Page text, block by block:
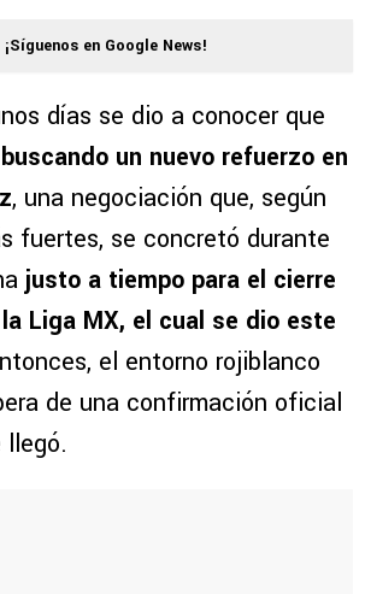
¡Síguenos en Google News!
días se dio a conocer que
un nuevo refuerzo en
, una negociación que, según
fuertes, se concretó durante
justo a tiempo para el cierre
Liga MX, el cual se dio este
el entorno rojiblanco
de una confirmación oficial